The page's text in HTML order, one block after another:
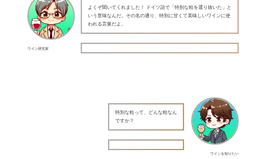
ワイン研究家
よくぞ聞いてくれました！ ドイツ語で「特別な粒を選り抜いた」と
いう意味なんだ。その名の通り、特別に甘くて美味しいワインに使
われる言葉だよ。
ワインを知りたい
特別な粒って、どんな粒なん
ですか？